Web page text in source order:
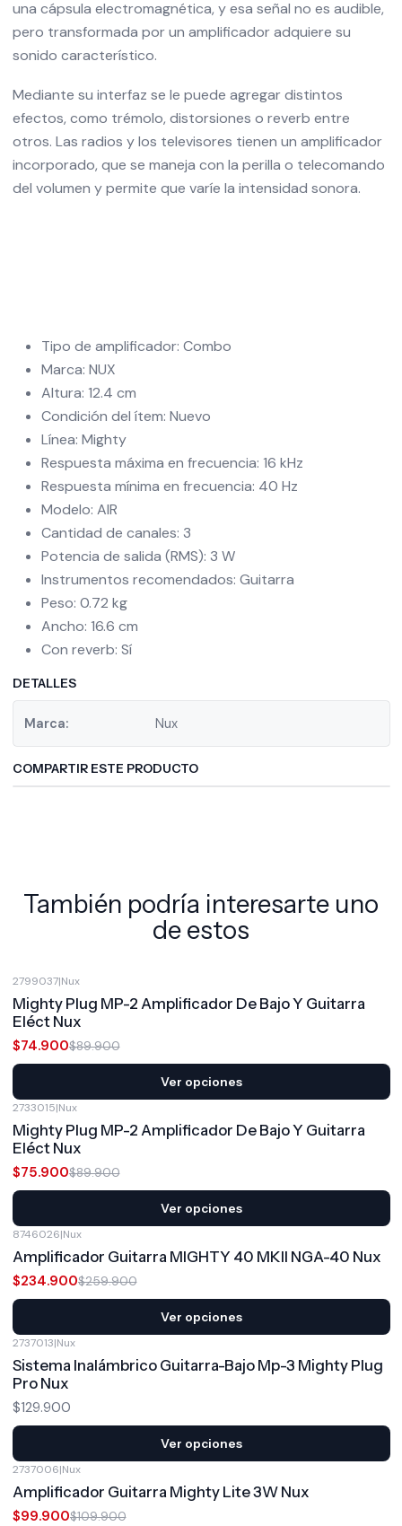
una cápsula electromagnética, y esa señal no es audible,
pero transformada por un amplificador adquiere su
sonido característico.
Mediante su interfaz se le puede agregar distintos
efectos, como trémolo, distorsiones o reverb entre
otros. Las radios y los televisores tienen un amplificador
incorporado, que se maneja con la perilla o telecomando
del volumen y permite que varíe la intensidad sonora.
Tipo de amplificador: Combo
Marca: NUX
Altura: 12.4 cm
Condición del ítem: Nuevo
Línea: Mighty
Respuesta máxima en frecuencia: 16 kHz
Respuesta mínima en frecuencia: 40 Hz
Modelo: AIR
Cantidad de canales: 3
Potencia de salida (RMS): 3 W
Instrumentos recomendados: Guitarra
Peso: 0.72 kg
Ancho: 16.6 cm
Con reverb: Sí
DETALLES
Marca: Nux
COMPARTIR ESTE PRODUCTO
También podría interesarte uno
de estos
2799037|Nux
Mighty Plug MP-2 Amplificador De Bajo Y Guitarra
Eléct Nux
$74.900$89.900
Ver opciones
2733015|Nux
Mighty Plug MP-2 Amplificador De Bajo Y Guitarra
Eléct Nux
$75.900$89.900
Ver opciones
8746026|Nux
Amplificador Guitarra MIGHTY 40 MKII NGA-40 Nux
$234.900$259.900
Ver opciones
2737013|Nux
Sistema Inalámbrico Guitarra-Bajo Mp-3 Mighty Plug
Pro Nux
$129.900
Ver opciones
2737006|Nux
Amplificador Guitarra Mighty Lite 3W Nux
$99.900$109.900